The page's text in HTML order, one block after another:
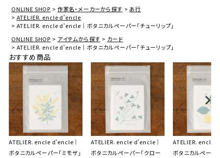
ONLINE SHOP 作家名・メーカーから探す
あ行
ATELIER. encle d'encle
ATELIER. encle d'encle｜ボタニカルペーパー「チューリップ」
ONLINE SHOP
アイテムから探す
カード
ATELIER. encle d'encle｜ボタニカルペーパー「チューリップ」
おすすめ商品
ATELIER. encle d'encle｜
ボタニカルペーパー「ミモザ」
ATELIER. encle d'encle｜
ボタニカルペーパー「クロー
ATELIER. encle
ボタニカルペーパ